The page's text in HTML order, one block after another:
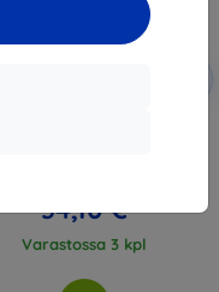
TechWrap Matte Center
Protective film for AUDI
34,10 €
Varastossa 3 kpl